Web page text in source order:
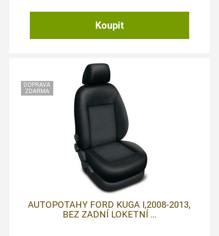
AUTOPOTAHY FORD KUGA I,2008-2013,
BEZ ZADNÍ LOKETNÍ ...